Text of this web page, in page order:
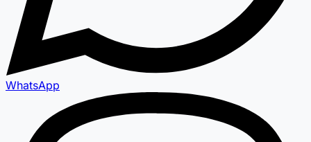
WhatsApp